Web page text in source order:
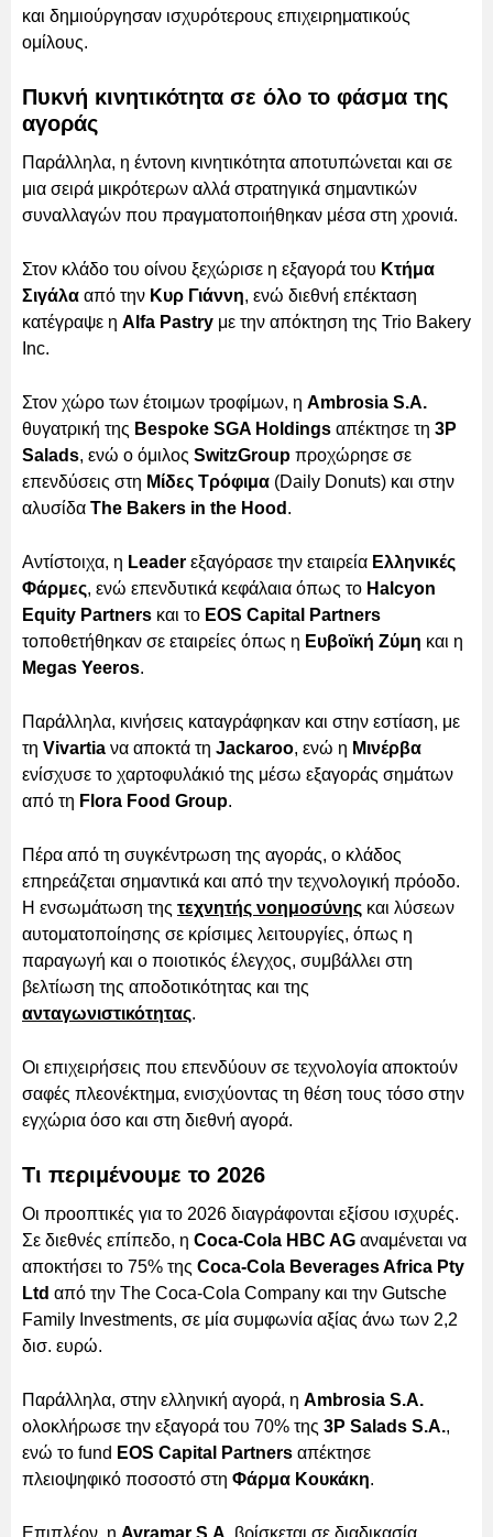
και δημιούργησαν ισχυρότερους επιχειρηματικούς
ομίλους.
Πυκνή κινητικότητα σε όλο το φάσμα της
αγοράς
Παράλληλα, η έντονη κινητικότητα αποτυπώνεται και σε
μια σειρά μικρότερων αλλά στρατηγικά σημαντικών
συναλλαγών που πραγματοποιήθηκαν μέσα στη χρονιά.
Στον κλάδο του οίνου ξεχώρισε η εξαγορά του Κτήμα
Σιγάλα από την Κυρ Γιάννη, ενώ διεθνή επέκταση
κατέγραψε η Alfa Pastry με την απόκτηση της Trio Bakery
Inc.
Στον χώρο των έτοιμων τροφίμων, η Ambrosia S.A.
θυγατρική της Bespoke SGA Holdings απέκτησε τη 3P
Salads, ενώ ο όμιλος SwitzGroup προχώρησε σε
επενδύσεις στη Μίδες Τρόφιμα (Daily Donuts) και στην
αλυσίδα The Bakers in the Hood .
Αντίστοιχα, η Leader εξαγόρασε την εταιρεία Ελληνικές
Φάρμες, ενώ επενδυτικά κεφάλαια όπως το Halcyon
Equity Partners και το EOS Capital Partners
τοποθετήθηκαν σε εταιρείες όπως η Ευβοϊκή Ζύμη και η
Megas Yeeros.
Παράλληλα, κινήσεις καταγράφηκαν και στην εστίαση, με
τη Vivartia να αποκτά τη Jackaroo, ενώ η Μινέρβα
ενίσχυσε το χαρτοφυλάκιό της μέσω εξαγοράς σημάτων
από τη Flora Food Group.
Πέρα από τη συγκέντρωση της αγοράς, ο κλάδος
επηρεάζεται σημαντικά και από την τεχνολογική πρόοδο.
Η ενσωμάτωση της τεχνητής νοημοσύνης και λύσεων
αυτοματοποίησης σε κρίσιμες λειτουργίες, όπως η
παραγωγή και ο ποιοτικός έλεγχος, συμβάλλει στη
βελτίωση της αποδοτικότητας και της
ανταγωνιστικότητας.
Οι επιχειρήσεις που επενδύουν σε τεχνολογία αποκτούν
σαφές πλεονέκτημα, ενισχύοντας τη θέση τους τόσο στην
εγχώρια όσο και στη διεθνή αγορά.
Τι περιμένουμε το 2026
Οι προοπτικές για το 2026 διαγράφονται εξίσου ισχυρές.
Σε διεθνές επίπεδο, η Coca-Cola HBC AG αναμένεται να
αποκτήσει το 75% της Coca-Cola Beverages Africa Pty
Ltd από την The Coca-Cola Company και την Gutsche
Family Investments, σε μία συμφωνία αξίας άνω των 2,2
δισ. ευρώ.
Παράλληλα, στην ελληνική αγορά, η Ambrosia S.A.
ολοκλήρωσε την εξαγορά του 70% της 3P Salads S.A.,
ενώ το fund EOS Capital Partners απέκτησε
πλειοψηφικό ποσοστό στη Φάρμα Κουκάκη.
Επιπλέον, η Avramar S.A. βρίσκεται σε διαδικασία